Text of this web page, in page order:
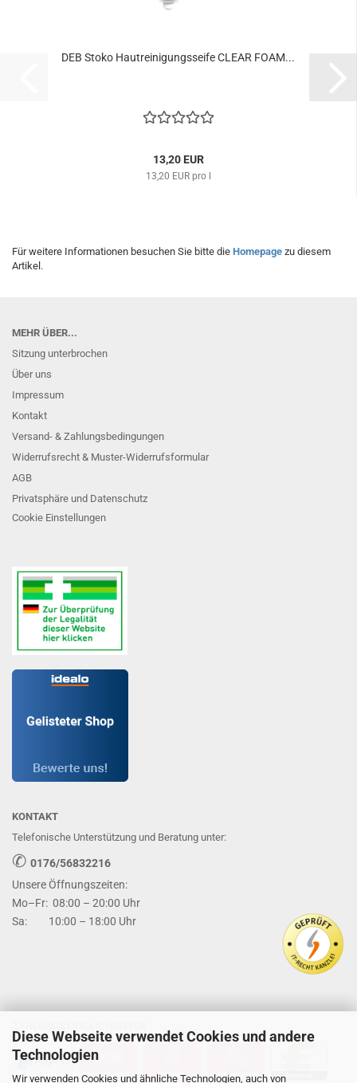
Diese Webseite verwendet Cookies und andere
Technologien
Wir verwenden Cookies und ähnliche Technologien, auch von
DEB Stoko Hautreinigungsseife CLEAR FOAM...
13,20 EUR
13,20 EUR pro l
Für weitere Informationen besuchen Sie bitte die Homepage zu diesem
Artikel.
MEHR ÜBER...
Sitzung unterbrochen
Über uns
Impressum
Kontakt
Versand- & Zahlungsbedingungen
Widerrufsrecht & Muster-Widerrufsformular
AGB
Privatsphäre und Datenschutz
Cookie Einstellungen
KONTAKT
Telefonische Unterstützung und Beratung unter:
✆ 0176/56832216
Unsere Öffnungszeiten:
Mo–Fr: 08:00 – 20:00 Uhr
Sa: 10:00 – 18:00 Uhr